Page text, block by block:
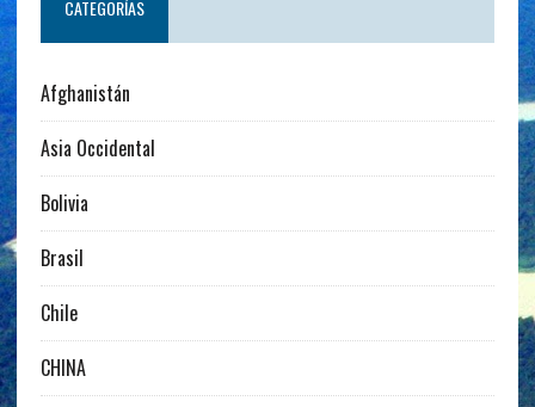
CATEGORÍAS
Afghanistán
Asia Occidental
Bolivia
Brasil
Chile
CHINA